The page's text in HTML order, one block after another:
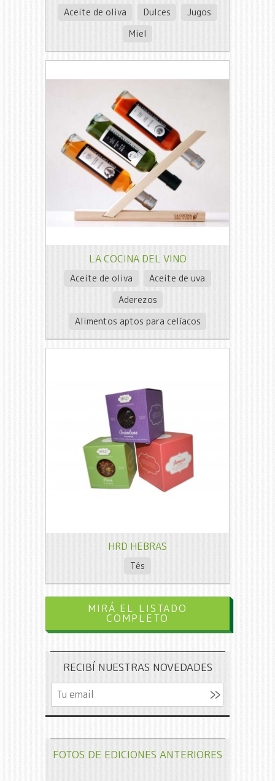
Aceite de oliva Dulces
Jugos
Miel
LA COCINA DEL VINO
Aceite de oliva
Aceite de uva
Aderezos
Alimentos aptos para celíacos
HRD HEBRAS
Tés
MIRÁ EL LISTADO
COMPLETO
RECIBÍ NUESTRAS NOVEDADES
FOTOS DE EDICIONES ANTERIORES